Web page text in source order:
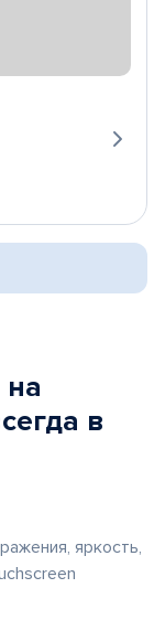
на
в
яркость,